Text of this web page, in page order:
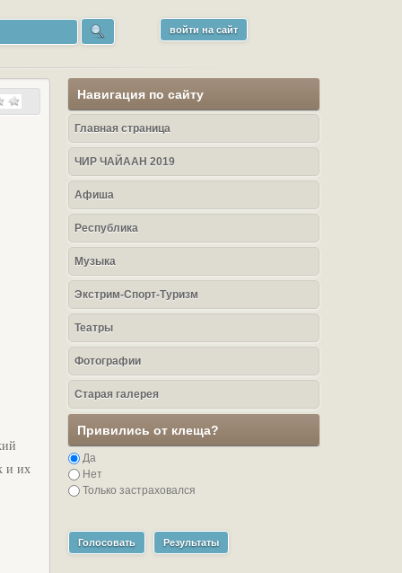
войти на сайт
и их
Навигация по сайту
Главная страница
ЧИР ЧАЙААН 2019
Афиша
Республика
Музыка
Экстрим-Спорт-Туризм
Театры
Фотографии
Старая галерея
Привились от клеща?
Да
Нет
Только застраховался
Голосовать Результаты